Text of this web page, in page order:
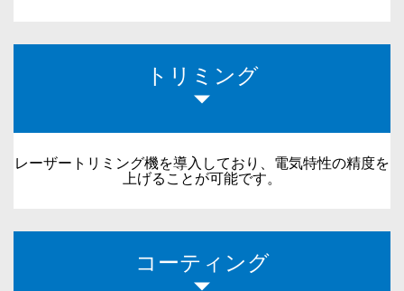
トリミング
レーザートリミング機を導入しており、電気特性の精度を
上げることが可能です。
コーティング